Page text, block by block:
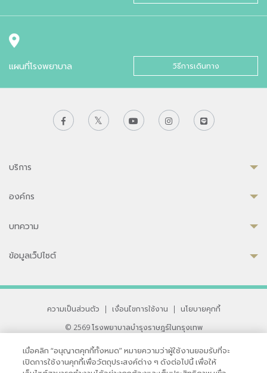
แผนที่โรงพยาบาล วิธีการเดินทาง
บริการ
องค์กร
บทความ
ข้อมูลเว็ปไซต์
ความเป็นส่วนตัว | เงื่อนไขการใช้งาน |
นโยบายคุกกี้
© 2569 โรงพยาบาลบำรุงราษฎร์ในกรุงเทพ
33 สุขุมวิท ซอย 3 เขตวัฒนา กรุงเทพ 10110 ประเทศไทย
หากท่านมีข้อคิดเห็นหรือปัญหาในการใช้เว็บไซต์ของเรา
เมื่อคลิก “อนุญาตคุกกี้ทั้งหมด” หมายความว่าผู้ใช้งานยอมรับที่จะ
เปิดการใช้งานคุกกี้เพื่อวัตถุประสงค์ต่าง ๆ ดังต่อไปนี้ เพื่อให้